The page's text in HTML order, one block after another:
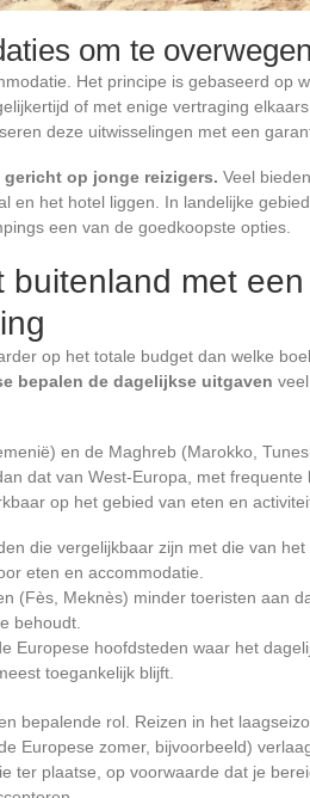
om te overwegen
Het principe is gebaseerd op
of met enige vertraging
deze uitwisselingen met een
op jonge reizigers. Veel
en het hotel liggen. In landelijke
een van de goedkoopste opties.
buitenland met
op het totale budget dan welke
bepalen de dagelijkse uitgaven
en de Maghreb (Marokko,
dat van West-Europa, met frequente
op het gebied van eten en
die vergelijkbaar zijn met die van het
eten en accommodatie.
(Fès, Meknès) minder toeristen aan
behoudt.
Europese hoofdsteden waar het
toegankelijk blijft.
bepalende rol. Reizen in het
Europese zomer, bijvoorbeeld)
ter plaatse, op voorwaarde dat je